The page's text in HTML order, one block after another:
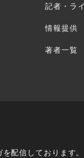
記者・ラ
情報提供
著者一覧
配信しております